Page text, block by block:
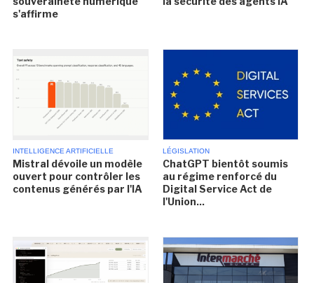
s'affirme
INTELLIGENCE ARTIFICIELLE
Mistral dévoile un modèle
ouvert pour contrôler les
contenus générés par l'IA
LÉGISLATION
ChatGPT bientôt soumis
au régime renforcé du
Digital Service Act de
l'Union...